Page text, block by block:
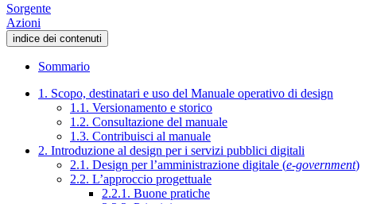
Sorgente
Azioni
indice dei contenuti
Sommario
1. Scopo, destinatari e uso del Manuale operativo di design
1.1. Versionamento e storico
1.2. Consultazione del manuale
1.3. Contribuisci al manuale
2. Introduzione al design per i servizi pubblici digitali
2.1. Design per l’amministrazione digitale (e-government)
2.2. L’approccio progettuale
2.2.1. Buone pratiche